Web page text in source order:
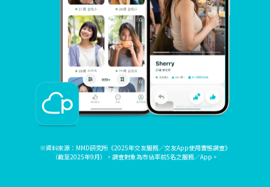
※資料來源：MMD研究所《2025年交友服務／交友App使用實態調查》
（截至2025年9月），調查對象為市佔率前5名之服務／App。